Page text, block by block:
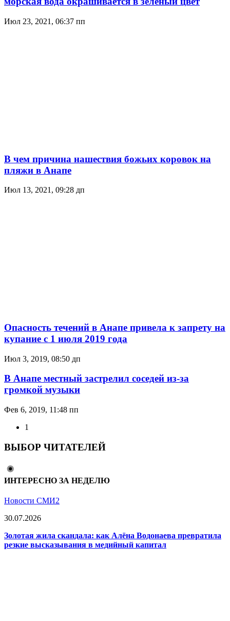
Июл 23, 2021, 06:37 пп
В чем причина нашествия божьих коровок на
пляжи в Анапе
Июл 13, 2021, 09:28 дп
Опасность течений в Анапе привела к запрету на
купание с 1 июля 2019 года
Июл 3, 2019, 08:50 дп
В Анапе местный застрелил соседей из-за
громкой музыки
Фев 6, 2019, 11:48 пп
1
ВЫБОР ЧИТАТЕЛЕЙ
ИНТЕРЕСНО ЗА НЕДЕЛЮ
Новости СМИ2
30.07.2026
Золотая жила скандала: как Алёна Водонаева превратила
резкие высказывания в медийный капитал